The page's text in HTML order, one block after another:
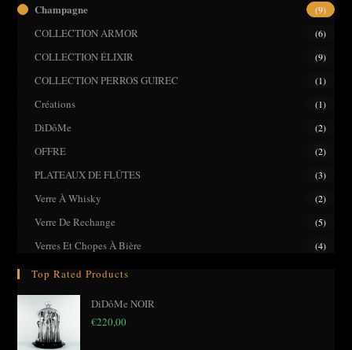
Champagne (9)
COLLECTION ARMOR (6)
COLLECTION ÉLIXIR (9)
COLLECTION PERROS GUIREC (1)
Créations (1)
DiDôMe (2)
OFFRE (2)
PLATEAUX DE FLÛTES (3)
Verre À Whisky (2)
Verre De Rechange (5)
Verres Et Chopes À Bière (4)
Top Rated Products
DiDôMe NOIR
€220,00